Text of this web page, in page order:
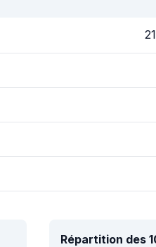
Répartition des